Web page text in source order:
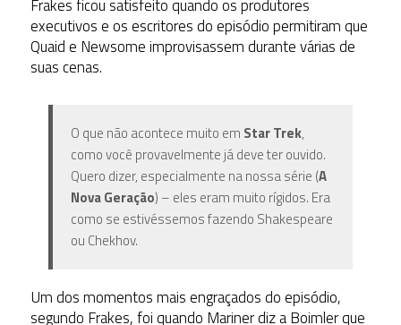
Frakes ficou satisfeito quando os produtores
executivos e os escritores do episódio permitiram que
Quaid e Newsome improvisassem durante várias de
suas cenas.
O que não acontece muito em Star Trek,
como você provavelmente já deve ter ouvido.
Quero dizer, especialmente na nossa série (A
Nova Geração) – eles eram muito rígidos. Era
como se estivéssemos fazendo Shakespeare
ou Chekhov.
Um dos momentos mais engraçados do episódio,
segundo Frakes, foi quando Mariner diz a Boimler que